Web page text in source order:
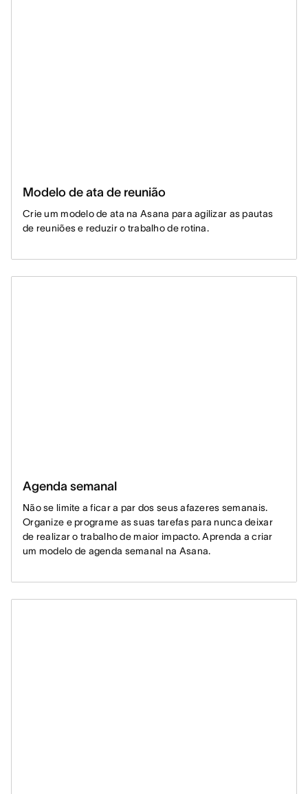
Modelo de ata de reunião
Crie um modelo de ata na Asana para agilizar as pautas
de reuniões e reduzir o trabalho de rotina.
Agenda semanal
Não se limite a ficar a par dos seus afazeres semanais.
Organize e programe as suas tarefas para nunca deixar
de realizar o trabalho de maior impacto. Aprenda a criar
um modelo de agenda semanal na Asana.